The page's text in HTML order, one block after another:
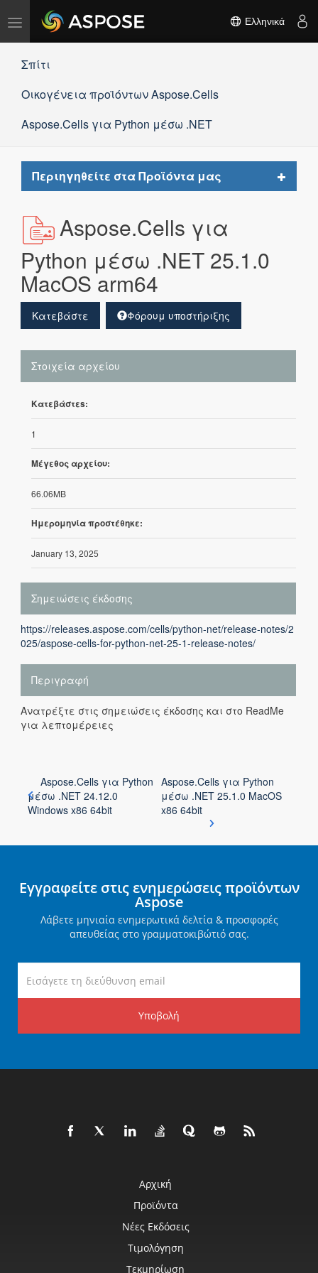
Εναλλαγή
πλοήγησης
Ελληνικά
Σπίτι
Οικογένεια προϊόντων Aspose.Cells
Aspose.Cells για Python μέσω .NET
Περιηγηθείτε στα Προϊόντα μας
Toggle
Aspose.Cells για
Python μέσω .NET 25.1.0
MacOS arm64
Κατεβάστε Φόρουμ υποστήριξης
Στοιχεία αρχείου
Κατεβάστεs:
1
Μέγεθος αρχείου:
66.06MB
Ημερομηνία προστέθηκε:
January 13, 2025
Σημειώσεις έκδοσης
https://releases.aspose.com/cells/python-net/release-notes/2
025/aspose-cells-for-python-net-25-1-release-notes/
Περιγραφή
Ανατρέξτε στις σημειώσεις έκδοσης και στο ReadMe
για λεπτομέρειες
Aspose.Cells για Python
μέσω .NET 24.12.0
Windows x86 64bit
Aspose.Cells για Python
μέσω .NET 25.1.0 MacOS
x86 64bit
Εγγραφείτε στις ενημερώσεις προϊόντων
Aspose
Λάβετε μηνιαία ενημερωτικά δελτία & προσφορές
απευθείας στο γραμματοκιβώτιό σας.
Υποβολή
Αρχική
Προϊόντα
Νέες Εκδόσεις
Τιμολόγηση
Τεκμηρίωση